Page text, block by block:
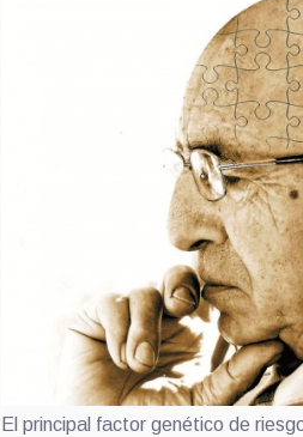
El principal factor genético de